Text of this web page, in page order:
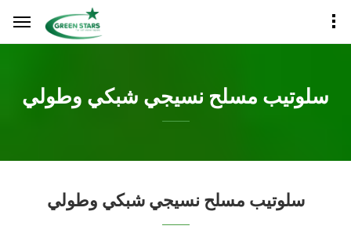
سلوتيب مسلح نسيجي شبكي وطولي
سلوتيب مسلح نسيجي شبكي وطولي